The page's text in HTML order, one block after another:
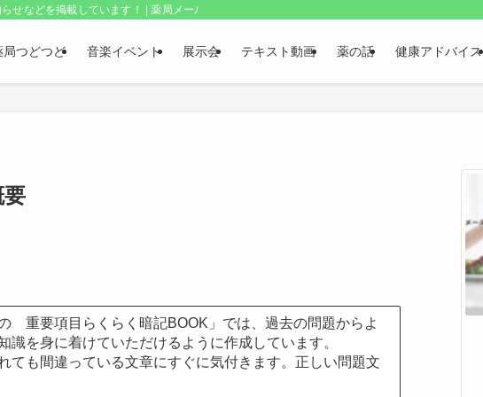
などを掲載しています！ | 薬局メールボックス・上野和夫のつどつど
局つどつど 音楽イベント 展示会 テキスト動画 薬の話 健康アドバイス
要項目らくらく暗記BOOK」では、過去の問題からよ
を身に着けていただけるように作成しています。
ても間違っている文章にすぐに気付きます。正しい問題文